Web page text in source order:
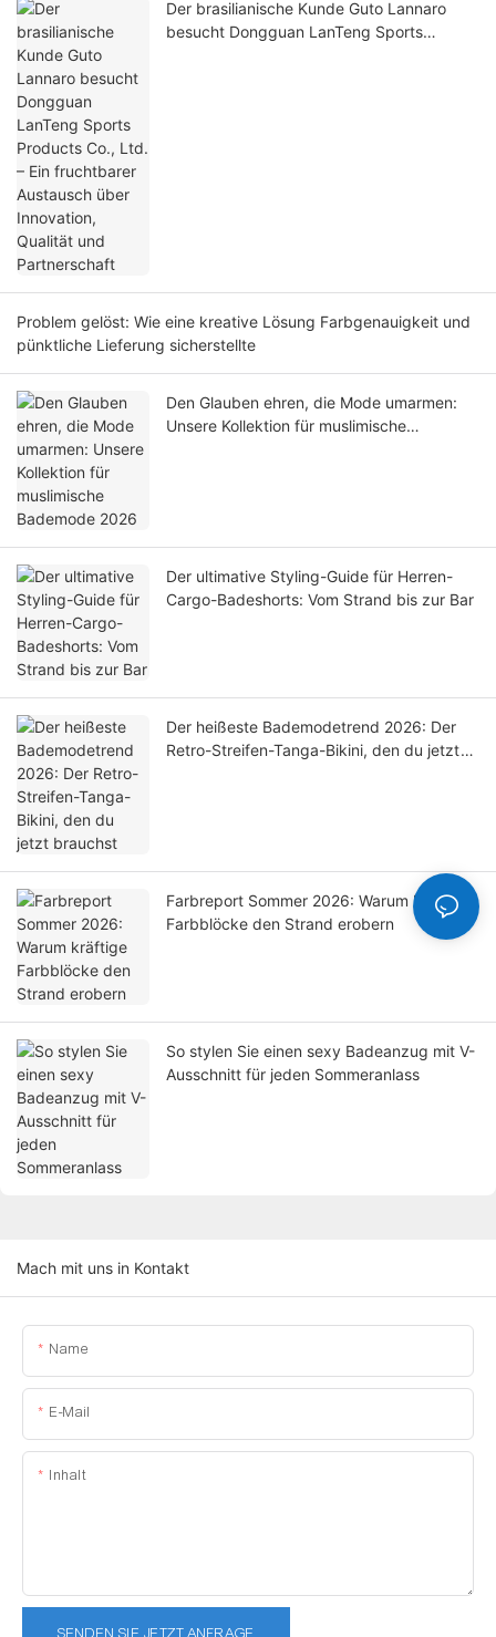
Der brasilianische Kunde Guto Lannaro
besucht Dongguan LanTeng Sports
Problem gelöst: Wie eine kreative Lösung Farbgenauigkeit und
pünktliche Lieferung sicherstellte
Den Glauben ehren, die Mode umarmen:
Unsere Kollektion für muslimische
Der ultimative Styling-Guide für Herren-
Cargo-Badeshorts: Vom Strand bis zur Bar
Der heißeste Bademodetrend 2026: Der
Retro-Streifen-Tanga-Bikini, den du jetzt
Farbreport Sommer 2026: Warum kräftige
Farbblöcke den Strand erobern
So stylen Sie einen sexy Badeanzug mit V-
Ausschnitt für jeden Sommeranlass
Mach mit uns in Kontakt
Name
E-Mail
Inhalt